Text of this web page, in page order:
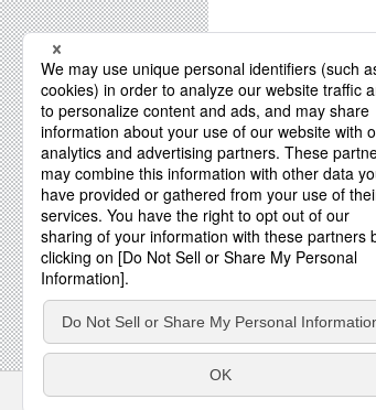
株式会社ナイ
世代をつなぐ
リノベーショ
家族もつなげ
サイトのご利用にあたって クッキーポリシー